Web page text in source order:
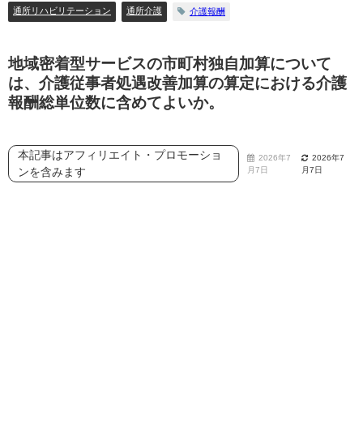
通所リハビリテーション 通所介護 介護報酬
地域密着型サービスの市町村独自加算について
は、介護従事者処遇改善加算の算定における介護
報酬総単位数に含めてよいか。
本記事はアフィリエイト・プロモーショ
ンを含みます
2026年7
月7日
2026年7
月7日